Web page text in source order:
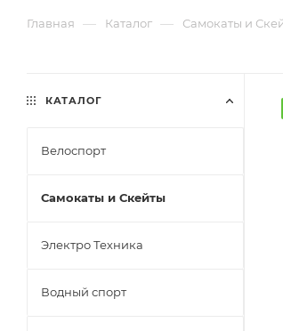
Главная — Каталог — Самокаты и
КАТАЛОГ
Велоспорт
Самокаты и Скейты
Электро Техника
Водный спорт